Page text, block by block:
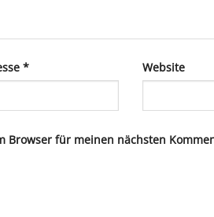
* Website
Browser für meinen nächsten